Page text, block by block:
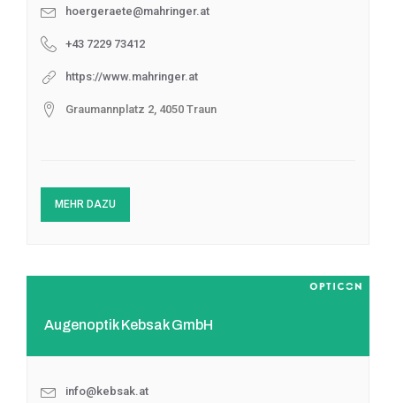
hoergeraete@mahringer.at
+43 7229 73412
https://www.mahringer.at
Graumannplatz 2, 4050 Traun
MEHR DAZU
Augenoptik Kebsak GmbH
info@kebsak.at